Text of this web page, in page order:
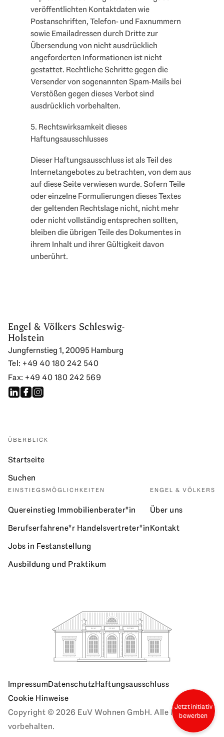
veröffentlichten Kontaktdaten wie
Postanschriften, Telefon- und Faxnummern
sowie Emailadressen durch Dritte zur
Übersendung von nicht ausdrücklich
angeforderten Informationen ist nicht
gestattet. Rechtliche Schritte gegen die
Versender von sogenannten Spam-Mails bei
Verstößen gegen dieses Verbot sind
ausdrücklich vorbehalten.
5. Rechtswirksamkeit dieses
Haftungsausschlusses
Dieser Haftungsausschluss ist als Teil des
Internetangebotes zu betrachten, von dem aus
auf diese Seite verwiesen wurde. Sofern Teile
oder einzelne Formulierungen dieses Textes
der geltenden Rechtslage nicht, nicht mehr
oder nicht vollständig entsprechen sollten,
bleiben die übrigen Teile des Dokumentes in
ihrem Inhalt und ihrer Gültigkeit davon
unberührt.
Jetzt initiativ
bewerben
Engel & Völkers Schleswig-
Holstein
Jungfernstieg 1, 20095 Hamburg
Tel: +49 40 180 242 540
Fax: +49 40 180 242 569
ÜBERBLICK
Startseite
Suchen
EINSTIEGSMÖGLICHKEITEN
Quereinstieg Immobilienberater*in
Berufserfahrene*r Handelsvertreter*in
Jobs in Festanstellung
Ausbildung und Praktikum
ENGEL & VÖLKERS
Über uns
Kontakt
Copyright © 2026 EuV Wohnen GmbH. Alle Rechte
vorbehalten.
ImpressumDatenschutzHaftungsausschluss
Cookie Hinweise